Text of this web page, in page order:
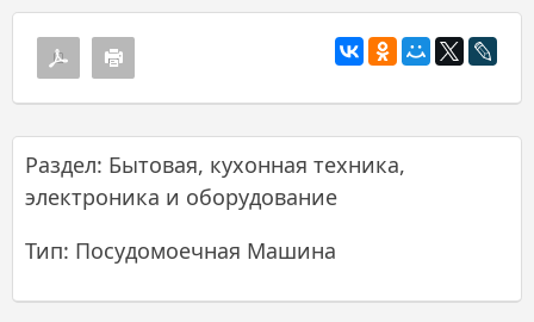
Раздел: Бытовая, кухонная техника,
электроника и оборудование
Тип: Посудомоечная Машина